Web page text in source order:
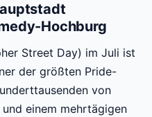
Hochburg
Street Day) im Juli ist
der größten Pride-
von
einem mehrtägigen